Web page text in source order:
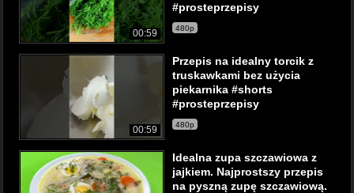
00:59
#prosteprzepisy
480p
00:59
Przepis na idealny torcik z
truskawkami bez użycia
piekarnika #shorts
#prosteprzepisy
480p
Idealna zupa szczawiowa z
jajkiem. Najprostszy przepis
na pyszną zupę szczawiową.